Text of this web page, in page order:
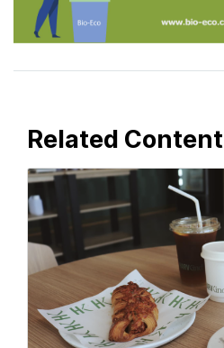
Related Content